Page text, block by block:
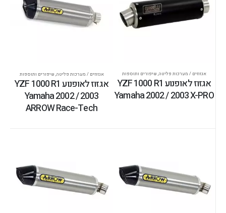
אגזוזים / מערכות פליטה, שיפורים ותוספות
אגזוז לאופנוע YZF 1000 R1
Yamaha 2002 / 2003 X-PRO
אגזוזים / מערכות פליטה, שיפורים ותוספות
אגזוז לאופנוע YZF 1000 R1
Yamaha 2002 / 2003
ARROW Race-Tech